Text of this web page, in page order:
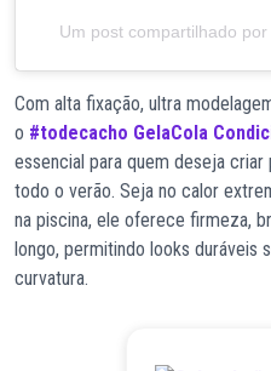
Um post compartilhado por
Com alta fixação, ultra
o #todecacho GelaCola
essencial para quem deseja
todo o verão. Seja no calor
na piscina, ele oferece firmeza,
longo, permitindo looks duráveis
curvatura.